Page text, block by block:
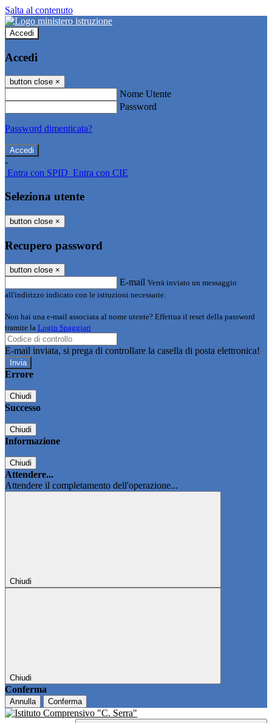
Salta al contenuto
Accedi
Accedi
button close ×
Nome Utente
Password
Password dimenticata?
-
Entra con SPID Entra con CIE
Seleziona utente
button close ×
Recupero password
button close ×
E-mail Verrà inviato un messaggio
all'indirizzo indicato con le istruzioni necessarie.
Non hai una e-mail associata al nome utente? Effettua il reset della password
tramite la Login Spaggiari
E-mail inviata, si prega di controllare la casella di posta elettronica!
Errore
Chiudi
Successo
Chiudi
Informazione
Chiudi
Attendere...
Attendere il completamento dell'operazione...
Chiudi
Chiudi
Conferma
Annulla Conferma